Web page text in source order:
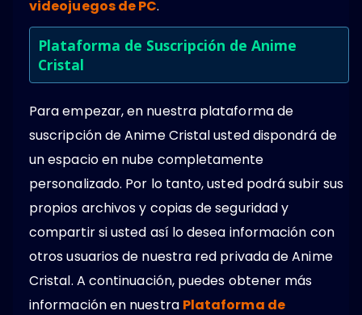
videojuegos de PC.
Plataforma de Suscripción de Anime
Cristal
Para empezar, en nuestra plataforma de
suscripción de Anime Cristal usted dispondrá de
un espacio en nube completamente
personalizado. Por lo tanto, usted podrá subir sus
propios archivos y copias de seguridad y
compartir si usted así lo desea información con
otros usuarios de nuestra red privada de Anime
Cristal. A continuación, puedes obtener más
información en nuestra Plataforma de